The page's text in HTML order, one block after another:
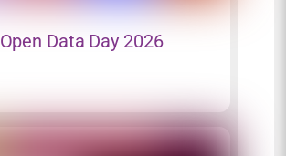
Open Data Day 2026